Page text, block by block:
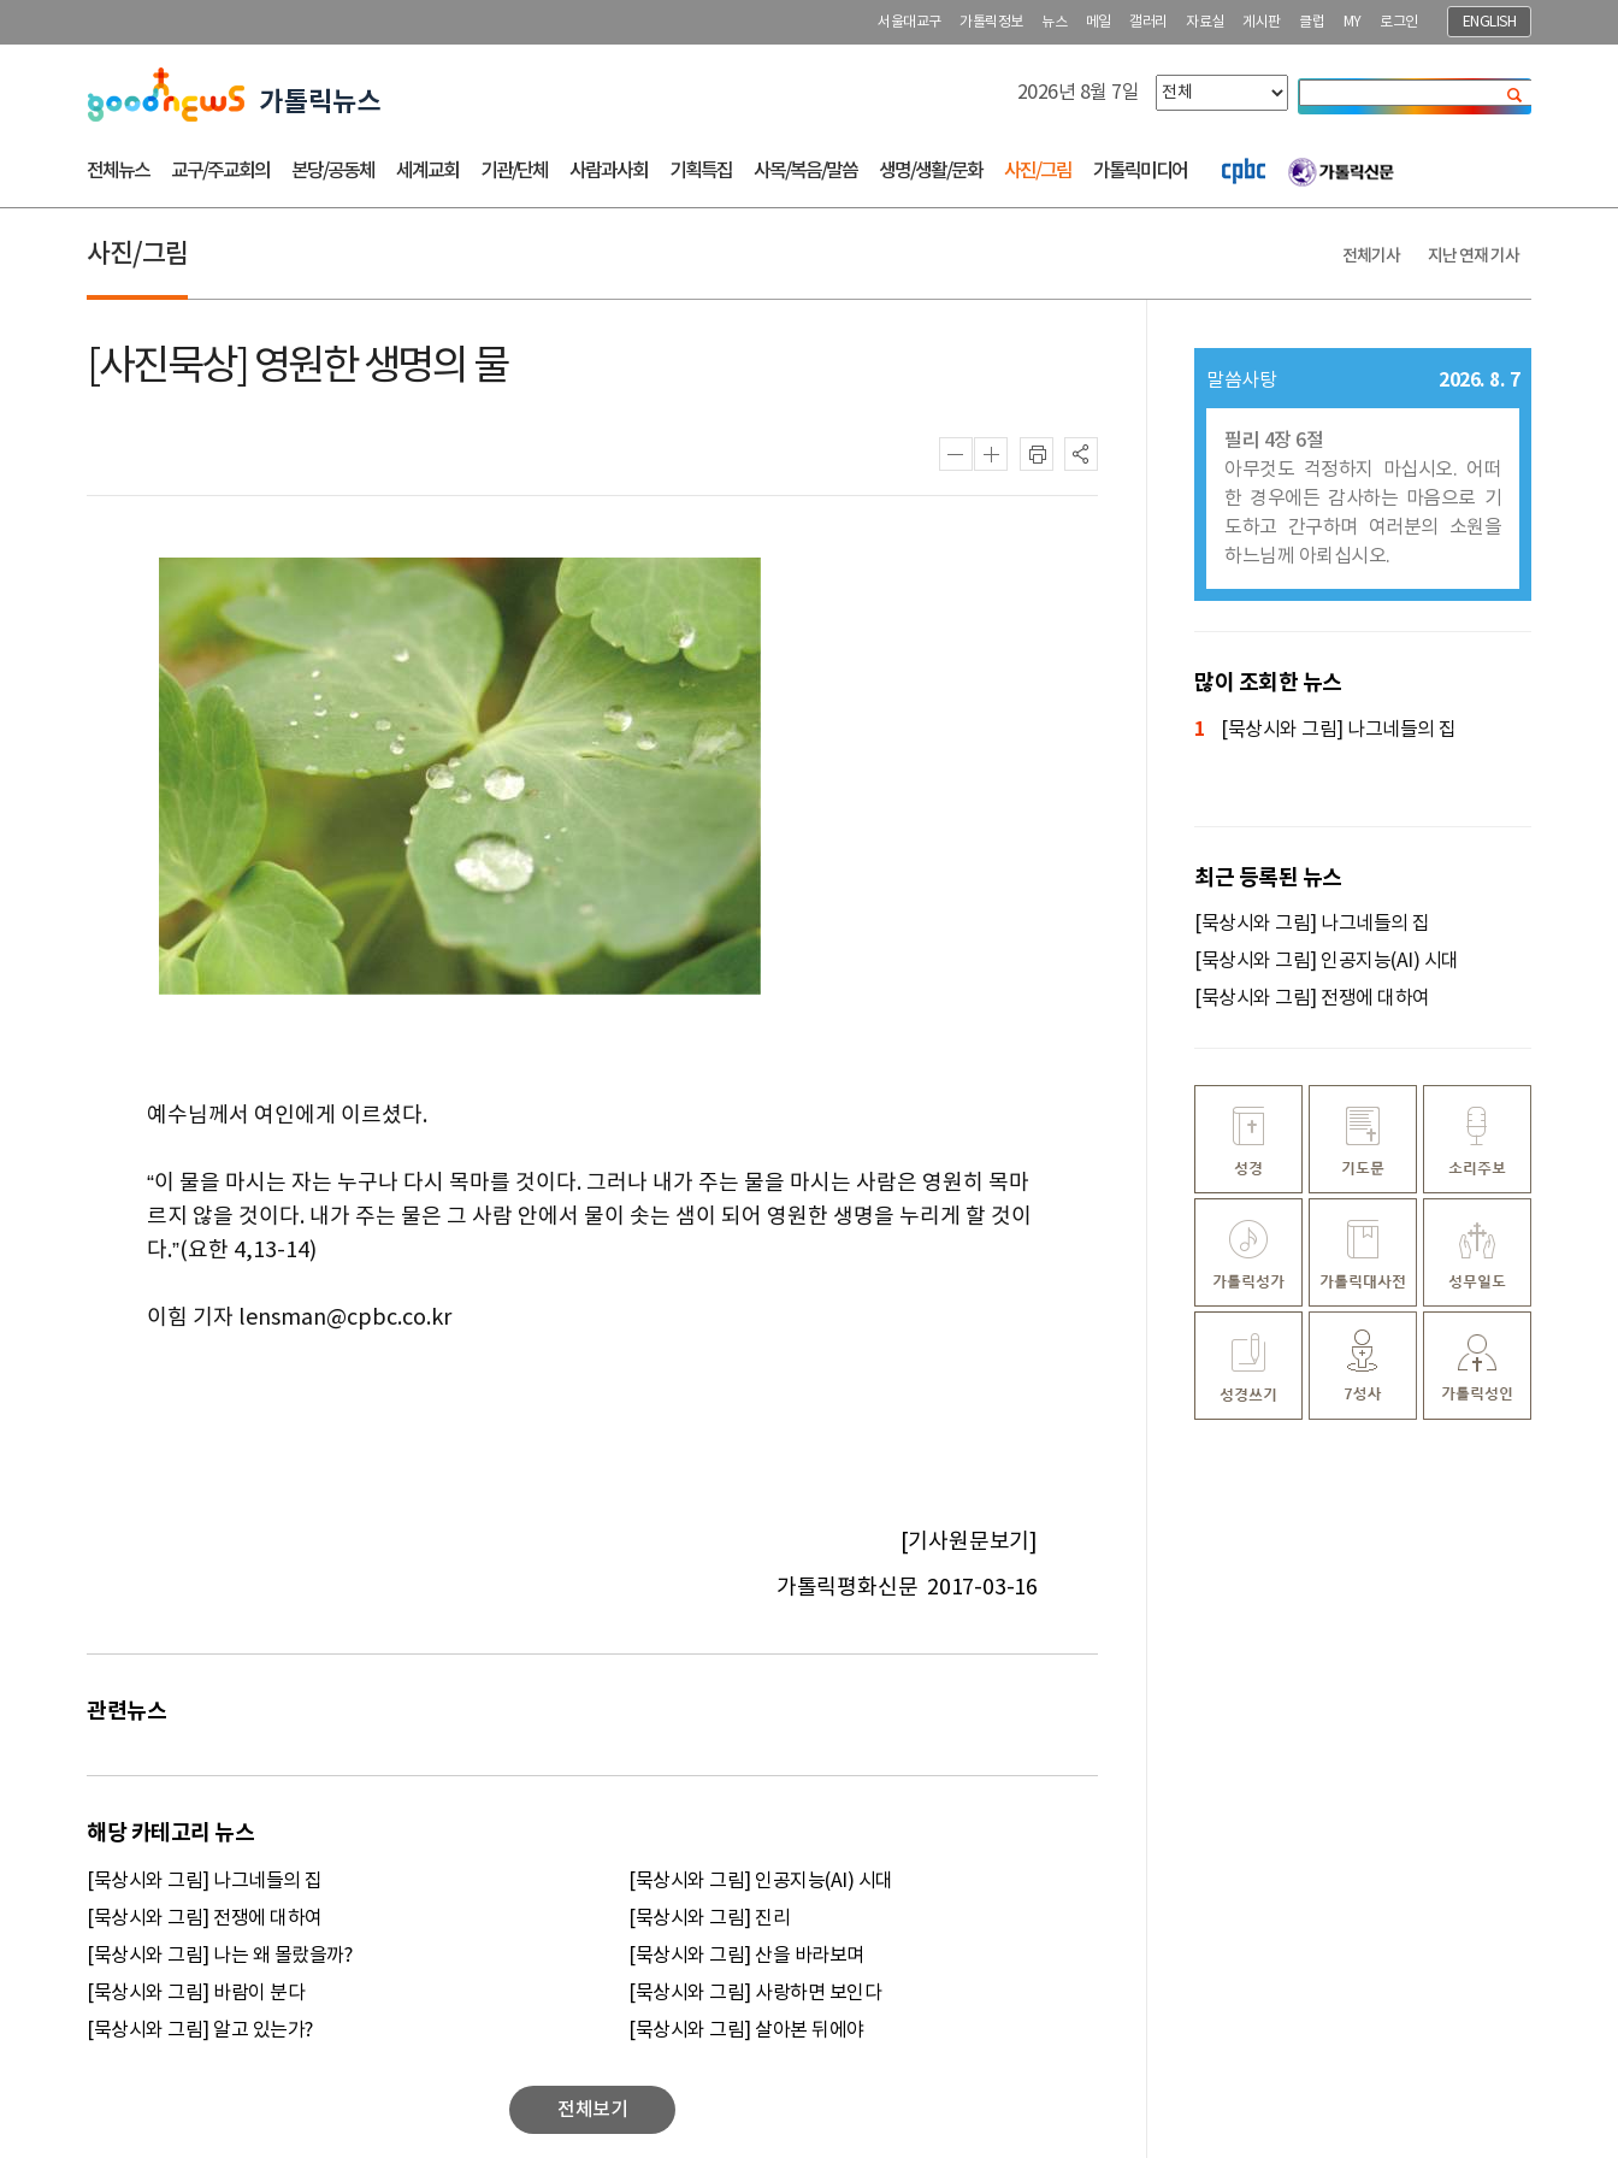
서울대교구 가톨릭정보 뉴스 메일 갤러리 자료실 게시판 클럽 MY 로그인 ENGLISH
2026년 8월 7일
전체뉴스 교구/주교회의 본당/공동체 세계교회 기관/단체 사람과사회 기획특집 사목/복음/말씀 생명/생활/문화 사진/그림 가톨릭미디어
사진/그림 전체기사 지난 연재 기사
[사진묵상] 영원한 생명의 물
예수님께서 여인에게 이르셨다.
“이 물을 마시는 자는 누구나 다시 목마를 것이다. 그러나 내가 주는 물을 마시는 사람은 영원히 목마
르지 않을 것이다. 내가 주는 물은 그 사람 안에서 물이 솟는 샘이 되어 영원한 생명을 누리게 할 것이
다.”(요한 4,13-14)
이힘 기자 lensman@cpbc.co.kr
[기사원문보기]
가톨릭평화신문 2017-03-16
관련뉴스
해당 카테고리 뉴스
[묵상시와 그림] 나그네들의 집
[묵상시와 그림] 인공지능(AI) 시대
[묵상시와 그림] 전쟁에 대하여
[묵상시와 그림] 진리
[묵상시와 그림] 나는 왜 몰랐을까?
[묵상시와 그림] 산을 바라보며
[묵상시와 그림] 바람이 분다
[묵상시와 그림] 사랑하면 보인다
[묵상시와 그림] 알고 있는가?
[묵상시와 그림] 살아본 뒤에야
전체보기
말씀사탕 2026. 8. 7
필리 4장 6절
아무것도 걱정하지 마십시오. 어떠
한 경우에든 감사하는 마음으로 기
도하고 간구하며 여러분의 소원을
하느님께 아뢰십시오.
많이 조회한 뉴스
1 [묵상시와 그림] 나그네들의 집
최근 등록된 뉴스
[묵상시와 그림] 나그네들의 집
[묵상시와 그림] 인공지능(AI) 시대
[묵상시와 그림] 전쟁에 대하여